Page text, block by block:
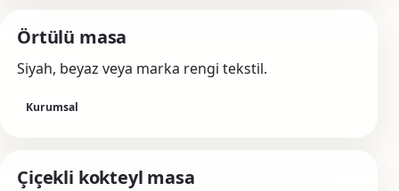
Örtülü masa
Siyah, beyaz veya marka rengi tekstil.
Kurumsal
Çiçekli kokteyl masa